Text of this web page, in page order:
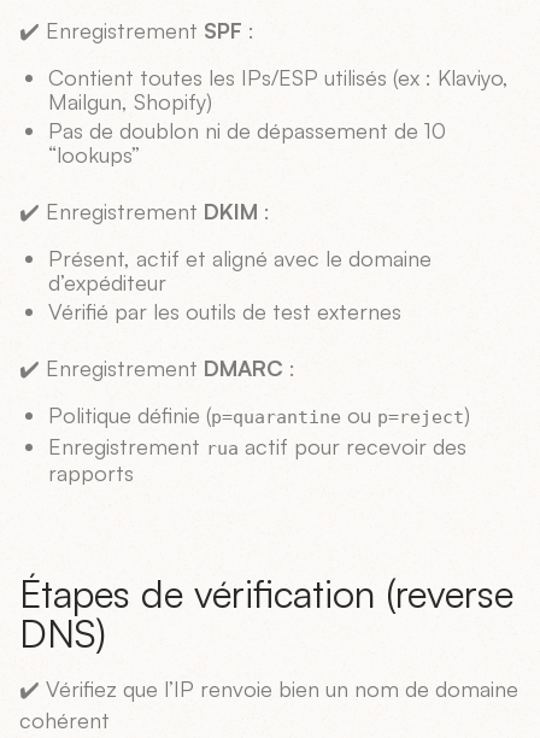
✔️ Enregistrement SPF :
Contient toutes les IPs/ESP utilisés (ex : Klaviyo,
Mailgun, Shopify)
Pas de doublon ni de dépassement de 10
“lookups”
✔️ Enregistrement DKIM :
Présent, actif et aligné avec le domaine
d’expéditeur
Vérifié par les outils de test externes
✔️ Enregistrement DMARC :
Politique définie (p=quarantine ou p=reject)
Enregistrement rua actif pour recevoir des
rapports
Étapes de vérification (reverse
DNS)
✔️ Vérifiez que l’IP renvoie bien un nom de domaine
cohérent